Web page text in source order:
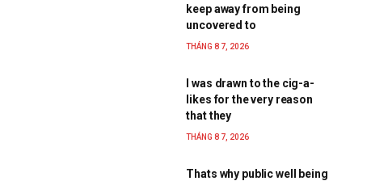
keep away from being
uncovered to
THÁNG 8 7, 2026
I was drawn to the cig-a-
likes for the very reason
that they
THÁNG 8 7, 2026
Thats why public well being